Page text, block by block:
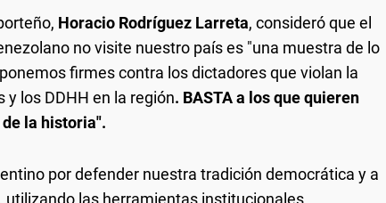
Horacio Rodríguez Larreta, consideró que el
no visite nuestro país es "una muestra de lo
firmes contra los dictadores que violan la
y los DDHH en la región. BASTA a los que quieren
la historia".
por defender nuestra tradición democrática y a
utilizando las herramientas institucionales